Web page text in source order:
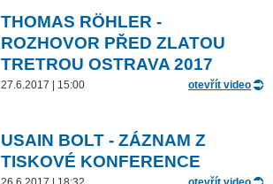
THOMAS RÖHLER -
ROZHOVOR PŘED ZLATOU
TRETROU OSTRAVA 2017
27.6.2017 | 15:00 otevřít video
USAIN BOLT - ZÁZNAM Z
TISKOVÉ KONFERENCE